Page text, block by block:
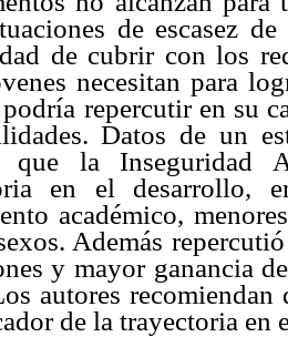
de escasez
de cubrir con los
necesitan para
repercutir en su
Datos de un
que la Inseguridad
en el desarrollo,
académico,
Además
y mayor ganancia
autores
de la trayectoria